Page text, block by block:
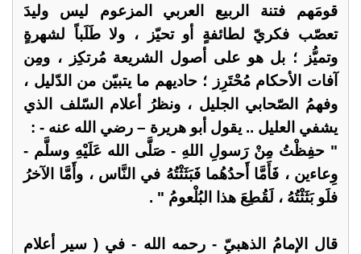
قومَهم فتنة الربيع العربي المزعوم ليس وليدَ
تعصّب فكريّ لطائفةٍ أو تحيّز ، ولا طَلَباً لشهرةٍ
وتميُّز ؛ بل هو على أصول الشريعة مُرتكِز ، ومِن
آفات الأحكام مُحْتَرِز ؛ حاديهم ما يتبيّن من الدّليل ،
وفهمُ الصّحابي الجليل ، ونظرُ أعلام السّلف الذي
يشفي العليل .. يقول أبو هريرة – رضي الله عنه - :
" حفِظْتُ مِنْ رَسولِ اللهِ - صَلَّى الله عَلَيْهِ وسلَّم -
وِعاءين ، فَأَمَّا أَحدُهُما فَبَثَثْتُهُ في النَّاس ، وأَمَّا الآخرُ
فلَو بَثَثْتُهُ ، لَقُطِعَ هذا البُلْعومُ " .
قال الإمامُ الذهبيّ - رحمه الله - في ( سير أعلام